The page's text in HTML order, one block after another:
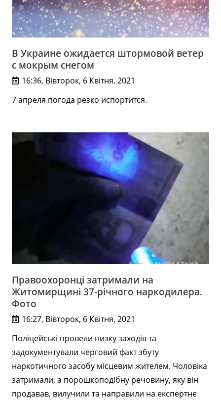
В Украине ожидается штормовой ветер
с мокрым снегом
16:36, Вівторок, 6 Квітня, 2021
7 апреля погода резко испортится.
Правоохоронці затримали на
Житомирщині 37-річного наркодилера.
Фото
16:27, Вівторок, 6 Квітня, 2021
Поліцейські провели низку заходів та
задокументували черговий факт збуту
наркотичного засобу місцевим жителем. Чоловіка
затримали, а порошкоподібну речовину, яку він
продавав, вилучили та направили на експертне